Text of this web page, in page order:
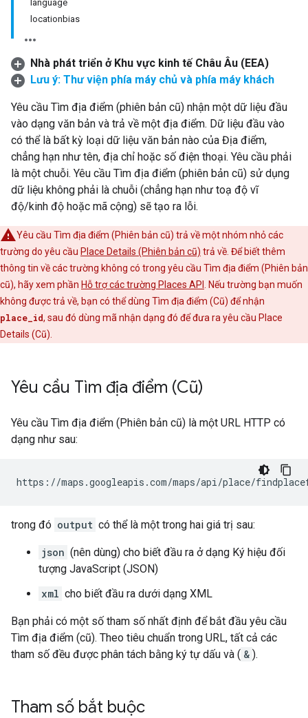
language
locationbias
Nhà phát triển ở Khu vực kinh tế Châu Âu (EEA)
Lưu ý: Thư viện phía máy chủ và phía máy khách
Yêu cầu Tìm địa điểm (phiên bản cũ) nhận một dữ liệu đầu
vào dạng văn bản và trả về một địa điểm. Dữ liệu đầu vào
có thể là bất kỳ loại dữ liệu văn bản nào của Địa điểm,
chẳng hạn như tên, địa chỉ hoặc số điện thoại. Yêu cầu phải
là một chuỗi. Yêu cầu Tìm địa điểm (phiên bản cũ) sử dụng
dữ liệu không phải là chuỗi (chẳng hạn như toạ độ vĩ
độ/kinh độ hoặc mã cộng) sẽ tạo ra lỗi.
Yêu cầu Tìm địa điểm (Phiên bản cũ) trả về một nhóm nhỏ các
trường do yêu cầu Place Details (Phiên bản cũ) trả về. Để biết thêm
thông tin về các trường không có trong yêu cầu Tìm địa điểm (Phiên bản
cũ), hãy xem phần Hỗ trợ các trường Places API
. Nếu trường bạn muốn
không được trả về, bạn có thể dùng Tìm địa điểm (Cũ) để nhận
place_id, sau đó dùng mã nhận dạng đó để đưa ra yêu cầu Place
Details (Cũ).
Yêu cầu Tìm địa điểm (Cũ)
Yêu cầu Tìm địa điểm (Phiên bản cũ) là một URL HTTP có
dạng như sau:
https://maps.googleapis.com/maps/api/place/
trong đó output có thể là một trong hai giá trị sau:
json (nên dùng) cho biết đầu ra ở dạng Ký hiệu đối
tượng JavaScript (JSON)
xml cho biết đầu ra dưới dạng XML
Bạn phải có một số tham số nhất định để bắt đầu yêu cầu
Tìm địa điểm (cũ). Theo tiêu chuẩn trong URL, tất cả các
tham số đều được phân tách bằng ký tự dấu và ( & ).
Tham số bắt buộc